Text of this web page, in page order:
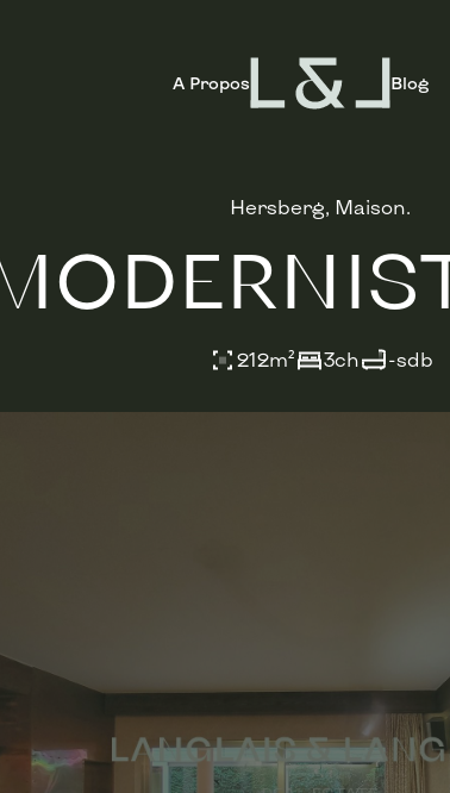
A Propos Blog
Hersberg, Maison.
212m² 3ch -sdb